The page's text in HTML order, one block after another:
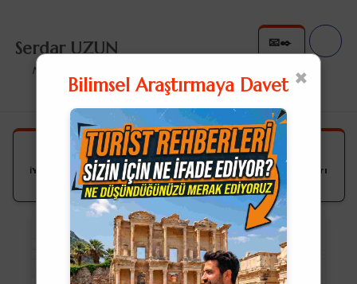
Serdar UZUN
Nullius in Verba
📧✒️
Modernite ve Simbiyotik İlişkiler
ℹ️Yazıda dipnot sayılarının üzerine tıklarsanız açıklamaları
okuyabilirsiniz.ℹ️
×
Bilimsel Araştırmaya Davet